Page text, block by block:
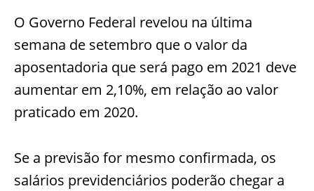
O Governo Federal revelou na última
semana de setembro que o valor da
aposentadoria que será pago em 2021 deve
aumentar em 2,10%, em relação ao valor
praticado em 2020.
Se a previsão for mesmo confirmada, os
salários previdenciários poderão chegar a